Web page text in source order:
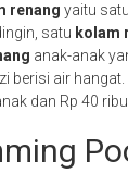
renang yaitu satu
satu kolam
anak-anak
berisi air
dan Rp 40